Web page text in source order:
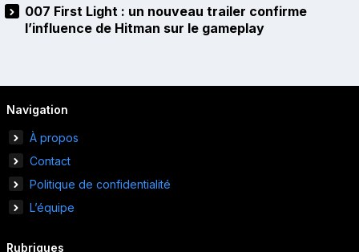
007 First Light : un nouveau trailer confirme
l’influence de Hitman sur le gameplay
Navigation
À propos
Contact
Politique de confidentialité
L’équipe
Rubriques